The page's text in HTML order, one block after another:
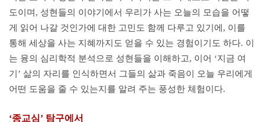
도이며, 성현들의 이야기에서 우리가 사는 오늘의 모습을 어떻
게 읽어 나갈 것인가에 대한 고민도 함께 다루고 있기에, 이를
통해 세상을 사는 지혜까지도 얻을 수 있는 경험이기도 하다. 이
는 융의 심리학적 분석으로 성현들을 이해하고, 이어 ‘지금 여
기’ 삶의 자리를 인식하면서 그들의 삶과 죽음이 오늘 우리에게
어떤 도움을 줄 수 있는지를 알려 주는 풍성한 체험이다.
‘종교심’ 탐구에서